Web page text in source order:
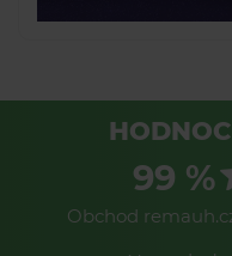
99 %
Obchod